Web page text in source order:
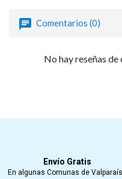
Comentarios (0)
No hay reseñas
Envío Gratis
En algunas Comunas de